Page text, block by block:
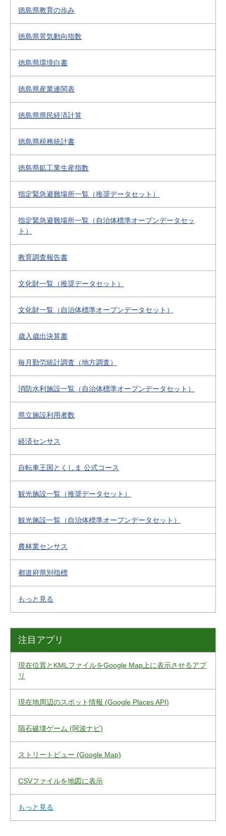
徳島県教育の歩み
徳島県景気動向指数
徳島県環境白書
徳島県産業連関表
徳島県県民経済計算
徳島県税務統計書
徳島県鉱工業生産指数
指定緊急避難場所一覧（推奨データセット）
指定緊急避難場所一覧（自治体標準オープンデータセッ
ト）
教育調査報告書
文化財一覧（推奨データセット）
文化財一覧（自治体標準オープンデータセット）
歳入歳出決算書
毎月勤労統計調査（地方調査）
消防水利施設一覧（自治体標準オープンデータセット）
県立施設利用者数
経済センサス
自転車王国とくしま 公式コース
観光施設一覧（推奨データセット）
観光施設一覧（自治体標準オープンデータセット）
農林業センサス
都道府県別指標
もっと見る
注目アプリ
現在位置とKMLファイルをGoogle Map上に表示させるアプ
リ
現在地周辺のスポット情報 (Google Places API)
隕石破壊ゲーム (阿波ナビ)
ストリートビュー (Google Map)
CSVファイルを地図に表示
もっと見る